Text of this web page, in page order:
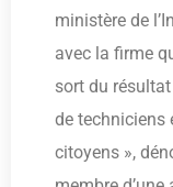
ministère de
avec la firme
sort du
de techniciens
citoyens »,